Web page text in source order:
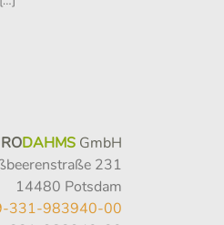
DAHMS GmbH
231
14480 Potsdam
331-983940-00